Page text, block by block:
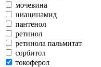
мочевина
ниацинамид
пантенол
ретинол
ретинола пальмитат
сорбитол
токоферол